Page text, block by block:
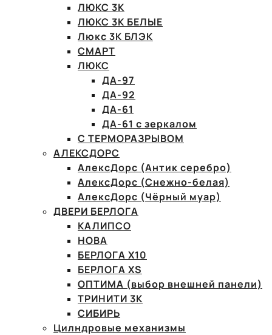
ЛЮКС 3К
ЛЮКС 3К БЕЛЫЕ
Люкс 3К БЛЭК
СМАРТ
ЛЮКС
ДА-97
ДА-92
ДА-61
ДА-61 с зеркалом
С ТЕРМОРАЗРЫВОМ
АЛЕКСДОРС
АлексДорс (Антик серебро)
АлексДорс (Снежно-белая)
АлексДорс (Чёрный муар)
ДВЕРИ БЕРЛОГА
КАЛИПСО
НОВА
БЕРЛОГА Х10
БЕРЛОГА XS
ОПТИМА (выбор внешней панели)
ТРИНИТИ 3К
СИБИРЬ
Цилндровые механизмы